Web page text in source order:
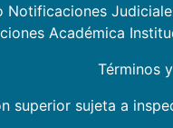
Notificaciones
Académica
Términos
superior sujeta a